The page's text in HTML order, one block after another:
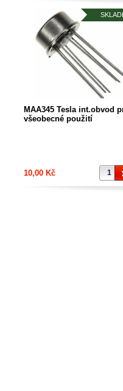
MAA345 Tesla int.obvod
všeobecné použití
10,00 Kč